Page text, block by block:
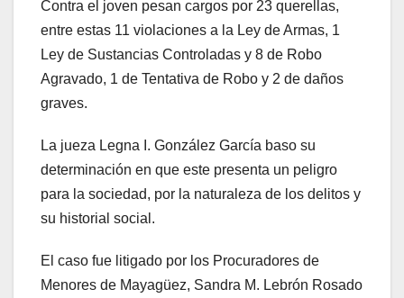
Contra el joven pesan cargos por 23 querellas,
entre estas 11 violaciones a la Ley de Armas, 1
Ley de Sustancias Controladas y 8 de Robo
Agravado, 1 de Tentativa de Robo y 2 de daños
graves.
La jueza Legna I. González García baso su
determinación en que este presenta un peligro
para la sociedad, por la naturaleza de los delitos y
su historial social.
El caso fue litigado por los Procuradores de
Menores de Mayagüez, Sandra M. Lebrón Rosado